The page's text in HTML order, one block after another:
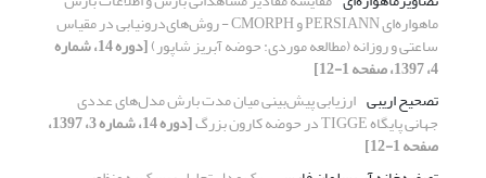
ماهواره‌ای PERSIANN و CMORPH - روش‌های‌درونیابی در مقیاس
ساعتی و روزانه (مطالعه موردی: حوضه آبریز شاپور) [دوره 14، شماره
4، 1397، صفحه 1-12]
تصحیح اریبی ارزیابی پیش‌بینی میان مدت بارش مدل‌های عددی
جهانی پایگاه TIGGE در حوضه کارون بزرگ [دوره 14، شماره 3، 1397،
صفحه 1-12]